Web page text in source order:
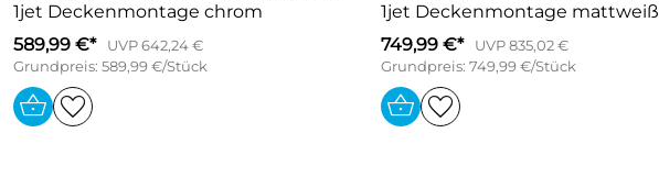
1jet Deckenmontage chrom
589,99 €*
UVP 642,24 €
Grundpreis: 589,99 €/Stück
1jet Deckenmontage mattweiß
749,99 €*
UVP 835,02 €
Grundpreis: 749,99 €/Stück